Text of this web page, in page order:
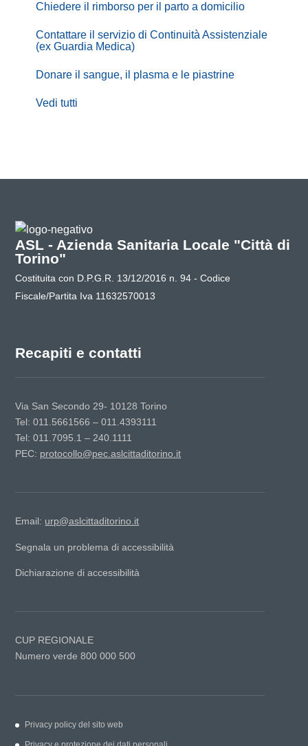
Chiedere il rimborso per il parto a domicilio
Contattare il servizio di Continuità Assistenziale
(ex Guardia Medica)
Donare il sangue, il plasma e le piastrine
Vedi tutti
ASL - Azienda Sanitaria Locale "Città di
Torino"
Costituita con D.P.G.R. 13/12/2016 n. 94 - Codice
Fiscale/Partita Iva 11632570013
Recapiti e contatti
Via San Secondo 29- 10128 Torino
Tel: 011.5661566 – 011.4393111
Tel: 011.7095.1 – 240.1111
PEC: protocollo@pec.aslcittaditorino.it
Email: urp@aslcittaditorino.it
Segnala un problema di accessibilità
Dichiarazione di accessibilità
CUP REGIONALE
Numero verde 800 000 500
Privacy policy del sito web